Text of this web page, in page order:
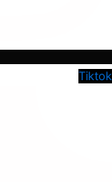
Tiktok